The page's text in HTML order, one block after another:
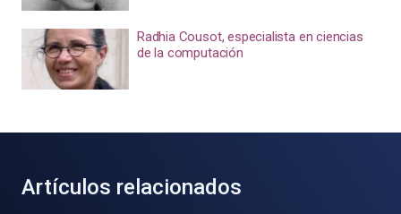
Radhia Cousot, especialista en ciencias
de la computación
Artículos relacionados